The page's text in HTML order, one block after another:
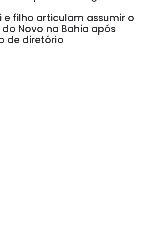
e filho articulam assumir o
Novo na Bahia após
de diretório